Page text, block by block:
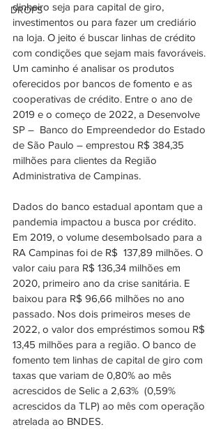
DROPS
dinheiro seja para capital de giro,
investimentos ou para fazer um crediário
na loja. O jeito é buscar linhas de crédito
com condições que sejam mais favoráveis.
Um caminho é analisar os produtos
oferecidos por bancos de fomento e as
cooperativas de crédito. Entre o ano de
2019 e o começo de 2022, a Desenvolve
SP –  Banco do Empreendedor do Estado
de São Paulo – emprestou R$ 384,35
milhões para clientes da Região
Administrativa de Campinas.
Dados do banco estadual apontam que a
pandemia impactou a busca por crédito.
Em 2019, o volume desembolsado para a
RA Campinas foi de R$  137,89 milhões. O
valor caiu para R$ 136,34 milhões em
2020, primeiro ano da crise sanitária. E
baixou para R$ 96,66 milhões no ano
passado. Nos dois primeiros meses de
2022, o valor dos empréstimos somou R$
13,45 milhões para a região. O banco de
fomento tem linhas de capital de giro com
taxas que variam de 0,80% ao mês
acrescidos de Selic a 2,63%  (0,59%
acrescidos da TLP) ao mês com operação
atrelada ao BNDES.